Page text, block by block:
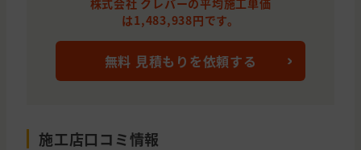
株式会社 クレバーの平均施工単価
は1,483,938円です。
無料 見積もりを依頼する
施工店口コミ情報